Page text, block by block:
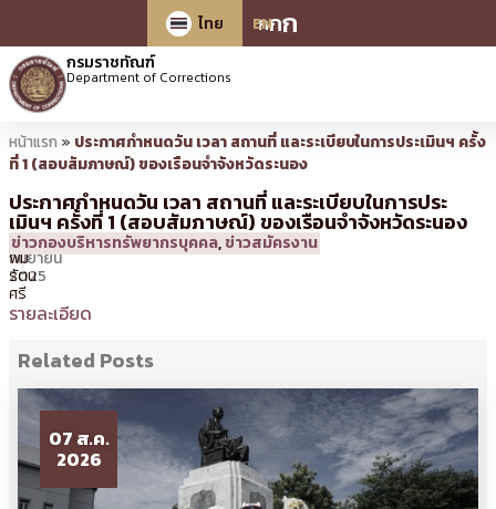
กกก
ไทย
EN
กรมราชทัณฑ์
Department of Corrections
หน้าแรก » ประกาศกำหนดวัน เวลา สถานที่ และระเบียบในการประเมินฯ ครั้ง
ที่ 1 (สอบสัมภาษณ์) ของเรือนจำจังหวัดระนอง
ประกาศกำหนดวัน เวลา สถานที่ และระเบียบในการประ
เมินฯ ครั้งที่ 1 (สอบสัมภาษณ์) ของเรือนจำจังหวัดระนอง
10
กันยายน
2025
11:02 น.
โดย
ศิร
พิม
รัตน
ศรี
ข่าวกองบริหารทรัพยากรบุคคล,ข่าวสมัครงาน
รายละเอียด
Related Posts
07 ส.ค.
2026